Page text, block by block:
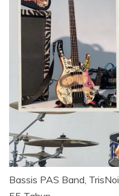
Bassis PAS Band,